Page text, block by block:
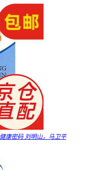
康密码 刘明山，马卫平